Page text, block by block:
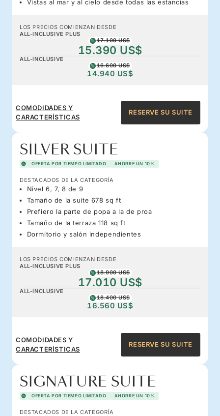
Vistas al mar y al cielo desde todas las estancias
LOS PRECIOS COMIENZAN DESDE
ALL-INCLUSIVE PLUS
17.100 US$
15.390 US$
ALL-INCLUSIVE
16.600 US$
14.940 US$
COMODIDADES Y
CARACTERÍSTICAS
RESERVE SU SUITE
SILVER SUITE
OFERTA POR TIEMPO LIMITADO AHORRE UN 10%
DESTACADOS DE LA CATEGORÍA
Nivel 6, 7, 8 de 9
Tamaño de la suite 678 sq ft
Prefiero la parte de popa a la de proa
Tamaño de la terraza 118 sq ft
Dormitorio y salón independientes
LOS PRECIOS COMIENZAN DESDE
ALL-INCLUSIVE PLUS
18.900 US$
17.010 US$
ALL-INCLUSIVE
18.400 US$
16.560 US$
COMODIDADES Y
CARACTERÍSTICAS
RESERVE SU SUITE
SIGNATURE SUITE
OFERTA POR TIEMPO LIMITADO AHORRE UN 10%
DESTACADOS DE LA CATEGORÍA